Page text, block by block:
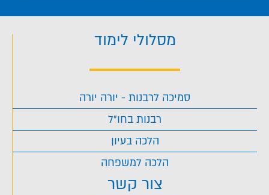
מסלולי לימוד
סמיכה לרבנות - יורה יורה
רבנות בחו"ל
הלכה בעיון
הלכה למשפחה
צור קשר